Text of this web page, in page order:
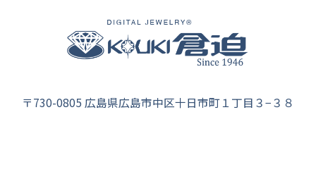
〒730-0805 広島県広島市中区十日市町１丁目３−３８